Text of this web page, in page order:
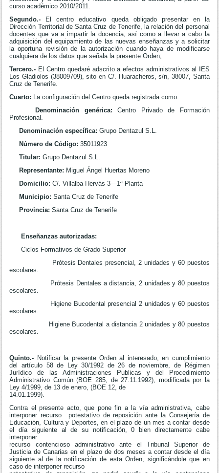
curso académico 2010/2011.
Segundo.- El centro educativo queda obligado presentar en la
Dirección Territorial de Santa Cruz de Tenerife, la relación del personal
docentes que va a impartir la docencia, así como a llevar a cabo la
adquisición del equipamiento de las nuevas enseñanzas y a solicitar
la oportuna revisión de la autorización cuando haya de modificarse
cualquiera de los datos que señala la presente Orden;
Tercero.- El Centro quedaré adscrito a efectos administrativos al IES
Los Gladiolos (38009709), sito en C/. Huaracheros, s/n, 38007, Santa
Cruz de Tenerife.
Cuarto: La configuración del Centro queda registrada como:
Denominación genérica: Centro Privado de Formación
Profesional.
Denominación específica: Grupo Dentazul S.L.
Número de Código: 35011923
Titular: Grupo Dentazul S.L.
Representante: Miguel Ángel Huertas Moreno
Domicilio: C/. Villalba Hervás 3—1ª Planta
Municipio: Santa Cruz de Tenerife
Provincia: Santa Cruz de Tenerife
Enseñanzas autorizadas:
Ciclos Formativos de Grado Superior
Prótesis Dentales presencial, 2 unidades y 60 puestos
escolares.
Prótesis Dentales a distancia, 2 unidades y 80 puestos
escolares.
Higiene Bucodental presencial 2 unidades y 60 puestos
escolares.
Higiene Bucodental a distancia 2 unidades y 80 puestos
escolares.
Quinto.- Notificar la presente Orden al interesado, en cumplimiento
del artículo 58 de Ley 30/1992 de 26 de noviembre, de Régimen
Jurídico de las Administraciones Publicas y del Procedimiento
Administrativo Común (BOE 285, de 27.11.1992), modificada por la
Ley 4/1999, de 13 de enero, (BOE 12, de
14.01.1999).
Contra el presente acto, que pone fin a la vía administrativa, cabe
interponer recurso potestativo de reposición ante la Consejería de
Educación, Cultura y Deportes, en el plazo de un mes a contar desde
el día siguiente al de su notificación, 0 bien directamente cabe
interponer
recurso contencioso administrativo ante el Tribunal Superior de
Justicia de Canarias en el plazo de dos meses a contar desde el día
siguiente al de la notificación de esta Orden, significándole que en
caso de interponer recurso